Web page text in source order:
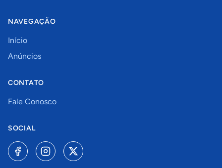
NAVEGAÇÃO
Início
Anúncios
CONTATO
Fale Conosco
SOCIAL